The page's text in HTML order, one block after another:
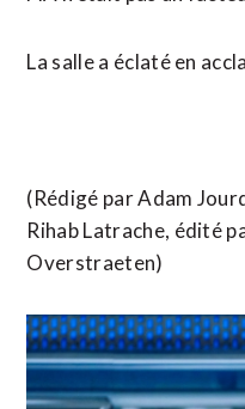
La salle a éclaté en
(Rédigé par Adam
Rihab Latrache, édité
Overstraeten)